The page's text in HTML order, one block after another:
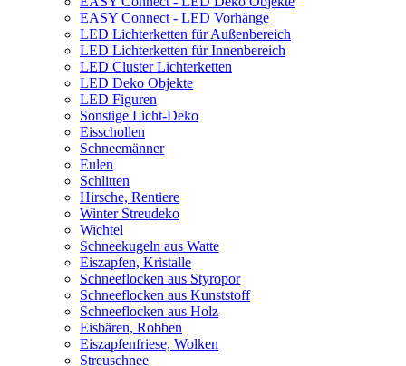
EASY Connect - LED Vorhänge
LED Lichterketten für Außenbereich
LED Lichterketten für Innenbereich
LED Cluster Lichterketten
LED Deko Objekte
LED Figuren
Sonstige Licht-Deko
Eisschollen
Schneemänner
Eulen
Schlitten
Hirsche, Rentiere
Winter Streudeko
Wichtel
Schneekugeln aus Watte
Eiszapfen, Kristalle
Schneeflocken aus Styropor
Schneeflocken aus Kunststoff
Schneeflocken aus Holz
Eisbären, Robben
Eiszapfenfriese, Wolken
Streuschnee